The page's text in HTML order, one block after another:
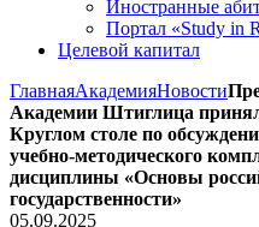
Иностранные
Портал «Study in
Целевой капитал
ГлавнаяАкадемияНовости
Академии Штиглица
Круглом столе по
учебно-методического
дисциплины «Основы
государственности»
05.09.2025